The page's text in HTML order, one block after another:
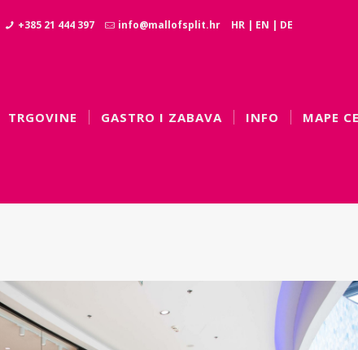
+385 21 444 397 info@mallofsplit.hr HR | EN | DE
TRGOVINE GASTRO I ZABAVA INFO MAPE